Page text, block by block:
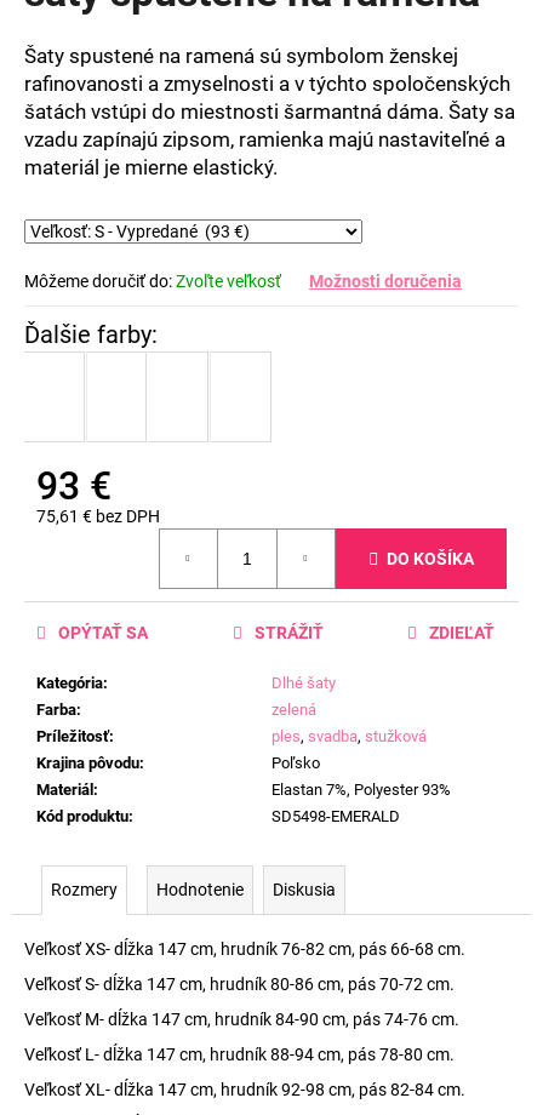
hviezdičiek.
Šaty spustené na ramená sú symbolom ženskej
rafinovanosti a zmyselnosti a v týchto spoločenských
šatách vstúpi do miestnosti šarmantná dáma. Šaty sa
vzadu zapínajú zipsom, ramienka majú nastaviteľné a
materiál je mierne elastický.
Môžeme doručiť do:Zvoľte veľkosť Možnosti doručenia
93 €
75,61 € bez DPH
DO KOŠÍKA
Kategória:
Dlhé šaty
Farba:
zelená
Príležitosť: ples, svadba, stužková
Krajina pôvodu:
Poľsko
Materiál :
Elastan 7%, Polyester 93%
Kód produktu: SD5498-EMERALD
OPÝTAŤ SA STRÁŽIŤ ZDIEĽAŤ
Rozmery Hodnotenie Diskusia
Veľkosť XS- dĺžka 147 cm, hrudník 76-82 cm, pás 66-68 cm.
Veľkosť S- dĺžka 147 cm, hrudník 80-86 cm, pás 70-72 cm.
Veľkosť M- dĺžka 147 cm, hrudník 84-90 cm, pás 74-76 cm.
Veľkosť L- dĺžka 147 cm, hrudník 88-94 cm, pás 78-80 cm.
Veľkosť XL- dĺžka 147 cm, hrudník 92-98 cm, pás 82-84 cm.